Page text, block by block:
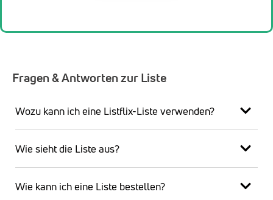
Fragen & Antworten zur Liste
Wozu kann ich eine Listflix-Liste verwenden?
Wie sieht die Liste aus?
Wie kann ich eine Liste bestellen?